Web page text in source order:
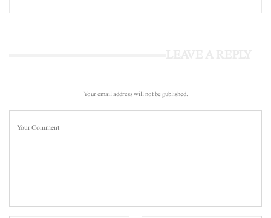
Your email address will not be published.